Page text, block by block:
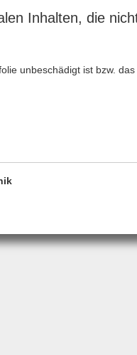
Inhalten, die
unbeschädigt ist bzw.